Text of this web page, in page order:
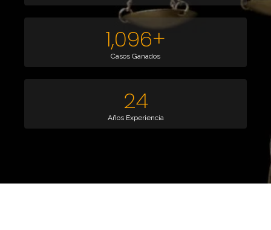
Casos Ganados
1,096+
Años Experiencia
24